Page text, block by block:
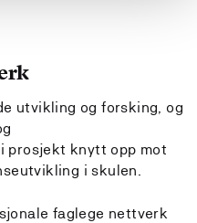
utvikling og forsking, og
prosjekt knytt opp mot
i skulen.
faglege nettverk